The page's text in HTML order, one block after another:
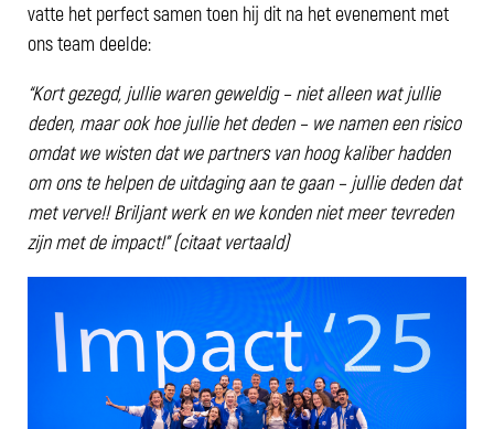
vatte het perfect samen toen hij dit na het evenement met
ons team deelde:
“Kort gezegd, jullie waren geweldig – niet alleen wat jullie
deden, maar ook hoe jullie het deden – we namen een risico
omdat we wisten dat we partners van hoog kaliber hadden
om ons te helpen de uitdaging aan te gaan – jullie deden dat
met verve!! Briljant werk en we konden niet meer tevreden
zijn met de impact!” (citaat vertaald)